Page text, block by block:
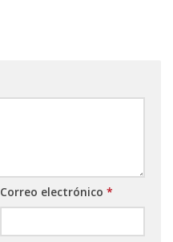
Correo electrónico *